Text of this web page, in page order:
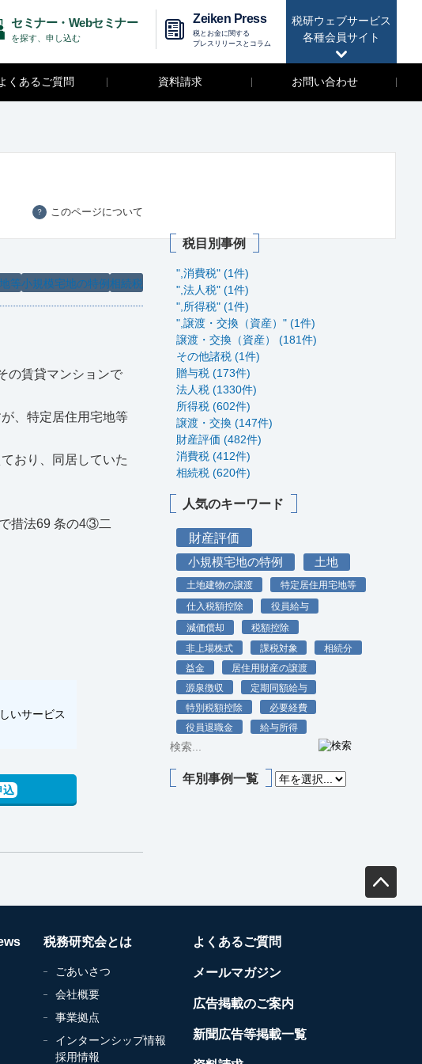
税研ウェブサービス
各種会員サイト
セミナー・Webセミナー
を探す、申し込む
Zeiken Press
税とお金に関する
プレスリリースとコラム
くあるご質問 資料請求 お問い合わせ
？ このページについて
相続税
小規模宅地の特例
等
の賃貸マンションで
、特定居住用宅地等
おり、同居していた
措法69 条の4③二
いサービス
込
税目別事例
",消費税" (1件)
",法人税" (1件)
",所得税" (1件)
",譲渡・交換（資産）" (1件)
譲渡・交換（資産） (181件)
その他諸税 (1件)
贈与税 (173件)
法人税 (1330件)
所得税 (602件)
譲渡・交換 (147件)
財産評価 (482件)
消費税 (412件)
相続税 (620件)
人気のキーワード
財産評価
小規模宅地の特例 土地
土地建物の譲渡
特定居住用宅地等
仕入税額控除
役員給与
減価償却
税額控除
非上場株式
課税対象
相続分
益金
居住用財産の譲渡
源泉徴収
定期同額給与
特別税額控除
必要経費
役員退職金
給与所得
年別事例一覧
税務研究会とは
ごあいさつ
会社概要
事業拠点
インターンシップ情報
採用情報
よくあるご質問
メールマガジン
広告掲載のご案内
新聞広告等掲載一覧